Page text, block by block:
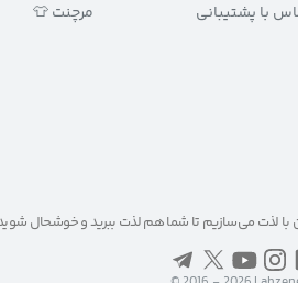
با پشتیبانی
مرچنت 👕
با لذت می‌سازیم تا شما هم لذت ببرید و خوشحال